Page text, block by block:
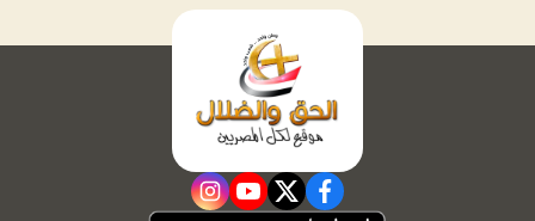
facebook
twitter
youtube
instagram